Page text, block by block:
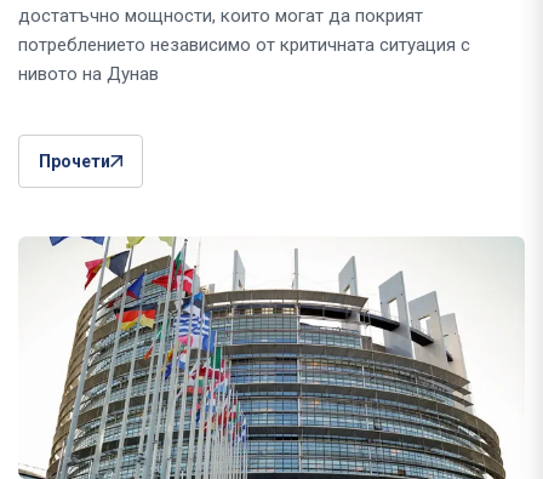
достатъчно мощности, които могат да покрият
потреблението независимо от критичната ситуация с
нивото на Дунав
Прочети